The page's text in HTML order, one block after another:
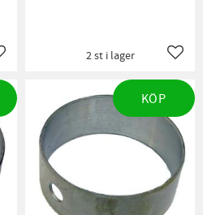
till i favoriter2 st i lager
KÖP